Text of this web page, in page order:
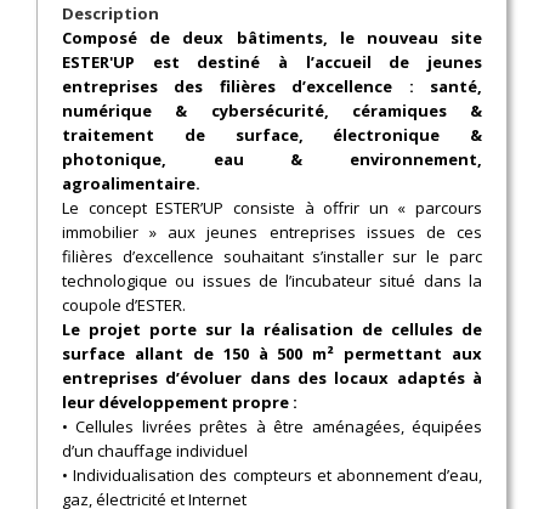
Description
Composé de deux bâtiments, le nouveau site
ESTER'UP est destiné à l’accueil de jeunes
entreprises des filières d’excellence : santé,
numérique & cybersécurité, céramiques &
traitement de surface, électronique &
photonique, eau & environnement,
agroalimentaire.
Le concept ESTER’UP consiste à offrir un « parcours
immobilier » aux jeunes entreprises issues de ces
filières d’excellence souhaitant s’installer sur le parc
technologique ou issues de l’incubateur situé dans la
coupole d’ESTER.
Le projet porte sur la réalisation de cellules de
surface allant de 150 à 500 m² permettant aux
entreprises d’évoluer dans des locaux adaptés à
leur développement propre :
• Cellules livrées prêtes à être aménagées, équipées
d’un chauffage individuel
• Individualisation des compteurs et abonnement d’eau,
gaz, électricité et Internet